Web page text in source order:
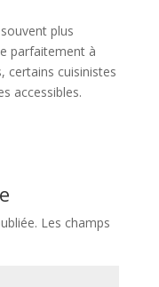
plus
parfaitement à
certains cuisinistes
accessibles.
Les champs